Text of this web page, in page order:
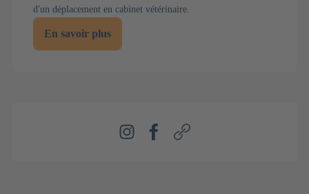
d'un déplacement en cabinet vétérinaire.
En savoir plus